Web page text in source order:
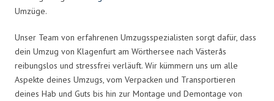
Umzüge.
Unser Team von erfahrenen Umzugsspezialisten sorgt dafür, dass
dein Umzug von Klagenfurt am Wörthersee nach Västerås
reibungslos und stressfrei verläuft. Wir kümmern uns um alle
Aspekte deines Umzugs, vom Verpacken und Transportieren
deines Hab und Guts bis hin zur Montage und Demontage von